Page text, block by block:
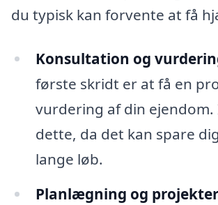
du typisk kan forvente at få
Konsultation og
første skridt er at få en
vurdering af din
dette, da det kan spare
lange løb.
Planlægning og